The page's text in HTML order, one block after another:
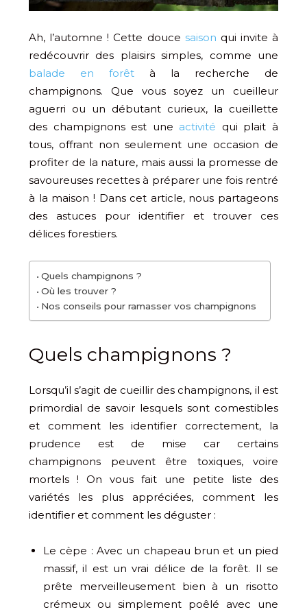
Ah, l’automne ! Cette douce saison qui invite à
redécouvrir des plaisirs simples, comme une
balade en forêt à la recherche de
champignons. Que vous soyez un cueilleur
aguerri ou un débutant curieux, la cueillette
des champignons est une activité qui plait à
tous, offrant non seulement une occasion de
profiter de la nature, mais aussi la promesse de
savoureuses recettes à préparer une fois rentré
à la maison ! Dans cet article, nous partageons
des astuces pour identifier et trouver ces
délices forestiers.
Quels champignons ?
Où les trouver ?
Nos conseils pour ramasser vos champignons
Quels champignons ?
Lorsqu’il s’agit de cueillir des champignons, il est
primordial de savoir lesquels sont comestibles
et comment les identifier correctement, la
prudence est de mise car certains
champignons peuvent être toxiques, voire
mortels ! On vous fait une petite liste des
variétés les plus appréciées, comment les
identifier et comment les déguster :
Le cèpe : Avec un chapeau brun et un pied
massif, il est un vrai délice de la forêt. Il se
prête merveilleusement bien à un risotto
crémeux ou simplement poêlé avec une